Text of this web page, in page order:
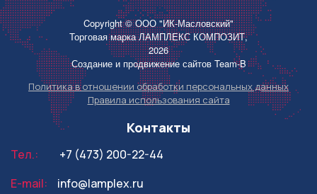
Copyright © ООО "ИК-Масловский"
Торговая марка ЛАМПЛЕКС КОМПОЗИТ,
2026
Создание и продвижение сайтовTeam-B
Политика в отношении обработки персональных данных
Правила использования сайта
Контакты
Тел.:
+7 (473) 200-22-44
E-mail:
info@lamplex.ru